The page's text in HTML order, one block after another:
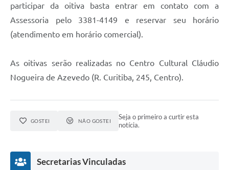
participar da oitiva basta entrar em contato com a
Assessoria pelo 3381-4149 e reservar seu horário
(atendimento em horário comercial).
As oitivas serão realizadas no Centro Cultural Cláudio
Nogueira de Azevedo (R. Curitiba, 245, Centro).
GOSTEI NÃO GOSTEI
Seja o primeiro a curtir esta
notícia.
Secretarias Vinculadas